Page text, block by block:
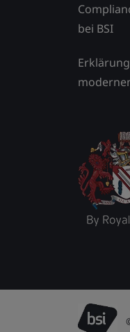
bei BSI